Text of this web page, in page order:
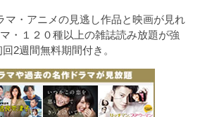
マ・アニメの見逃し作品と映画が見れ
・１２０種以上の雑誌読み放題が強
2週間無料期間付き。